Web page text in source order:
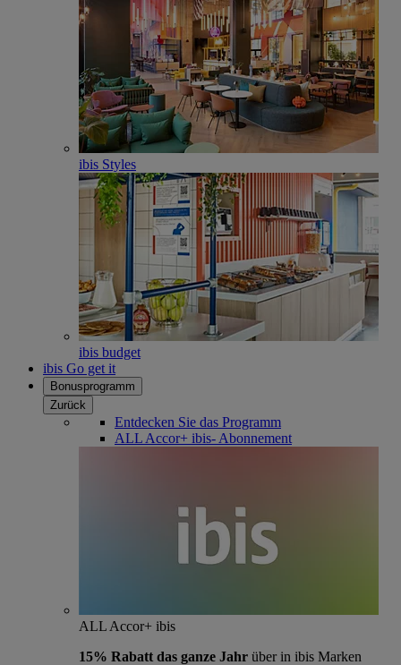
ibis Styles
ibis budget
ibis Go get it
Bonusprogramm
Zurück
Entdecken Sie das Programm
ALL Accor+ ibis- Abonnement
ALL Accor+ ibis
15% Rabatt das ganze Jahr über in ibis Marken